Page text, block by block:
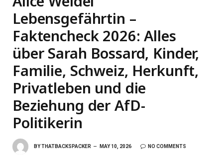
Lebensgefährtin –
Faktencheck 2026: Alles
über Sarah Bossard, Kinder,
Familie, Schweiz, Herkunft,
Privatleben und die
Beziehung der AfD-
Politikerin
BYTHATBACKSPACKER MAY 10, 2026 NO COMMENTS